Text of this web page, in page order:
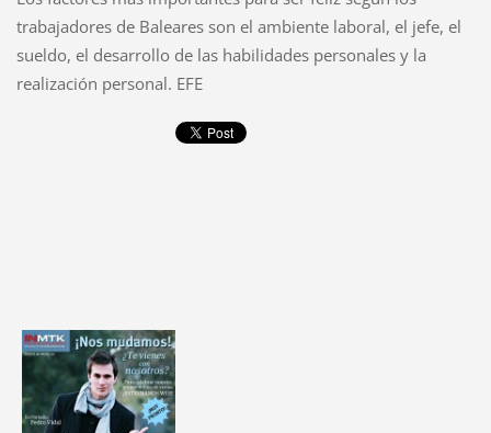
trabajadores de Baleares son el ambiente laboral, el jefe, el
sueldo, el desarrollo de las habilidades personales y la
realización personal. EFE